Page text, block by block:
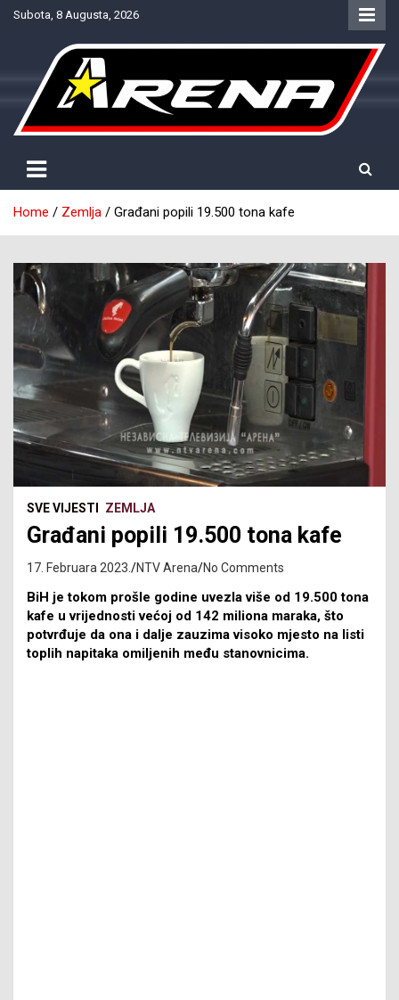
SkipSubota, 8 Augusta, 2026
NTV Arena
Home Zemlja Građani popili 19.500 tona kafe
SVE VIJESTI ZEMLJA
Građani popili 19.500 tona kafe
17. Februara 2023. NTV Arena No Comments
BiH je tokom prošle godine uvezla više od 19.500 tona
kafe u vrijednosti većoj od 142 miliona maraka, što
potvrđuje da ona i dalje zauzima visoko mjesto na listi
toplih napitaka omiljenih među stanovnicima.